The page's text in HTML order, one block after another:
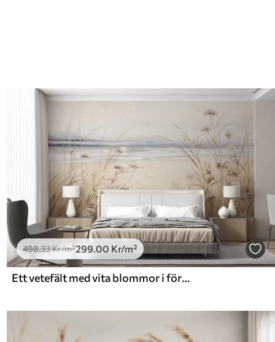
498.33Kr/m²299 .00 Kr/m²
Ett vetefält med vita blommor i förgrunden, en strand och havet i bakgrunden, neutrala pastellfärger i dämpade färger